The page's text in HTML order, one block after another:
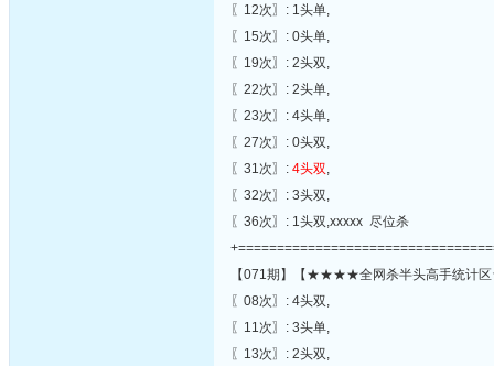
〖12次〗: 1头单,
〖15次〗: 0头单,
〖19次〗: 2头双,
〖22次〗: 2头单,
〖23次〗: 4头单,
〖27次〗: 0头双,
〖31次〗: 4头双,
〖32次〗: 3头双,
〖36次〗: 1头双,xxxxx 尽位杀
【071期】【★★★★全网杀半头高手统计
〖08次〗: 4头双,
〖11次〗: 3头单,
〖13次〗: 2头双,